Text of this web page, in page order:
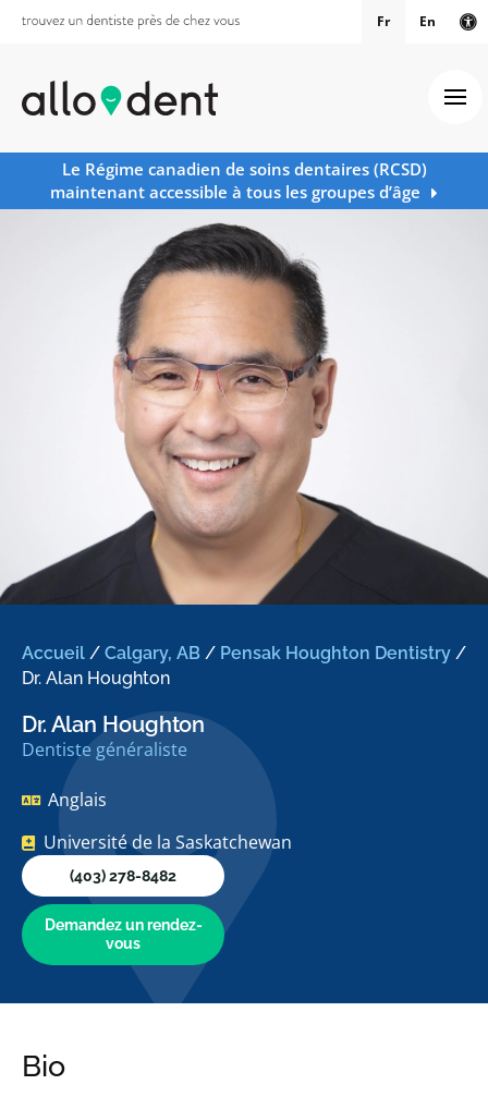
Fr En
Le Régime canadien de soins dentaires (RCSD)
maintenant accessible à tous les groupes d’âge
Accueil / Calgary, AB / Pensak Houghton Dentistry /
Dr. Alan Houghton
Dr. Alan Houghton
Dentiste généraliste
Anglais
Université de la Saskatchewan
(403) 278-8482
Demandez un rendez-
vous
Bio